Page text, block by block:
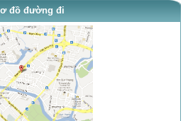
đồ đường đi
l...
l...
liệ...